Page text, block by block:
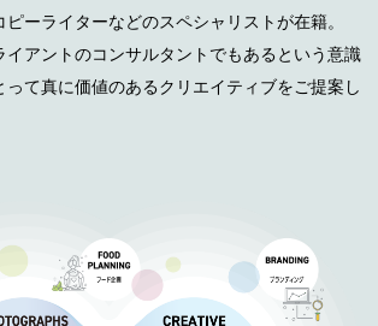
ピーライターなどのスペシャリストが在籍。
イアントのコンサルタントでもあるという意識
って真に価値のあるクリエイティブをご提案し